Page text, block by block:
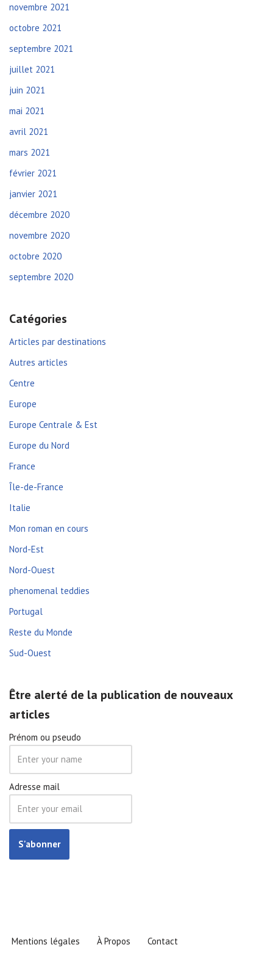
novembre 2021
octobre 2021
septembre 2021
juillet 2021
juin 2021
mai 2021
avril 2021
mars 2021
février 2021
janvier 2021
décembre 2020
novembre 2020
octobre 2020
septembre 2020
Catégories
Articles par destinations
Autres articles
Centre
Europe
Europe Centrale & Est
Europe du Nord
France
Île-de-France
Italie
Mon roman en cours
Nord-Est
Nord-Ouest
phenomenal teddies
Portugal
Reste du Monde
Sud-Ouest
Être alerté de la publication de nouveaux
articles
Prénom ou pseudo
Adresse mail
Mentions légales À Propos Contact